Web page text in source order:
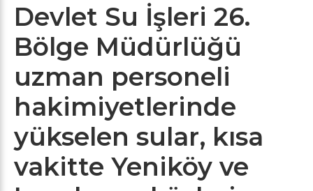
Devlet Su İşleri 26.
Bölge Müdürlüğü
uzman personeli
hakimiyetlerinde
yükselen sular, kısa
vakitte Yeniköy ve